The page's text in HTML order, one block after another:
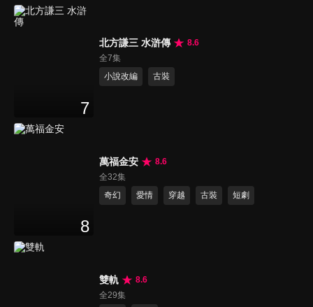
7
北方謙三 水滸傳
8.6
全7集
小說改編
古裝
8
萬福金安
8.6
全32集
奇幻
愛情 穿越 古裝 短劇
雙軌
8.6
全29集